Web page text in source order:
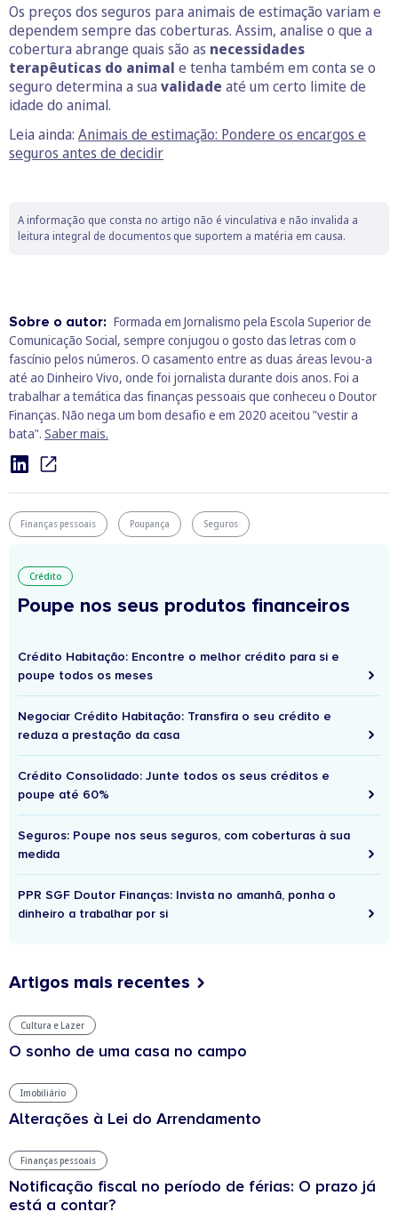
Os preços dos seguros para animais de estimação variam e
dependem sempre das coberturas. Assim, analise o que a
cobertura abrange quais são as necessidades
terapêuticas do animal e tenha também em conta se o
seguro determina a sua validade até um certo limite de
idade do animal.
Leia ainda: Animais de estimação: Pondere os encargos e
seguros antes de decidir
A informação que consta no artigo não é vinculativa e não invalida a
leitura integral de documentos que suportem a matéria em causa.
Sobre o autor: Formada em Jornalismo pela Escola Superior de
Comunicação Social, sempre conjugou o gosto das letras com o
fascínio pelos números. O casamento entre as duas áreas levou-a
até ao Dinheiro Vivo, onde foi jornalista durante dois anos. Foi a
trabalhar a temática das finanças pessoais que conheceu o Doutor
Finanças. Não nega um bom desafio e em 2020 aceitou "vestir a
bata". Saber mais.
Finanças pessoais Poupança Seguros
Crédito
Poupe nos seus produtos financeiros
Crédito Habitação: Encontre o melhor crédito para si e
poupe todos os meses
Negociar Crédito Habitação: Transfira o seu crédito e
reduza a prestação da casa
Crédito Consolidado: Junte todos os seus créditos e
poupe até 60%
Seguros: Poupe nos seus seguros, com coberturas à sua
medida
PPR SGF Doutor Finanças: Invista no amanhã, ponha o
dinheiro a trabalhar por si
Artigos mais recentes
Cultura e Lazer
O sonho de uma casa no campo
Imobiliário
Alterações à Lei do Arrendamento
Finanças pessoais
Notificação fiscal no período de férias: O prazo já
está a contar?